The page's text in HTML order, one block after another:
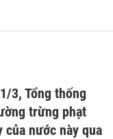
3, Tổng thống
trừng phạt
của nước này qua